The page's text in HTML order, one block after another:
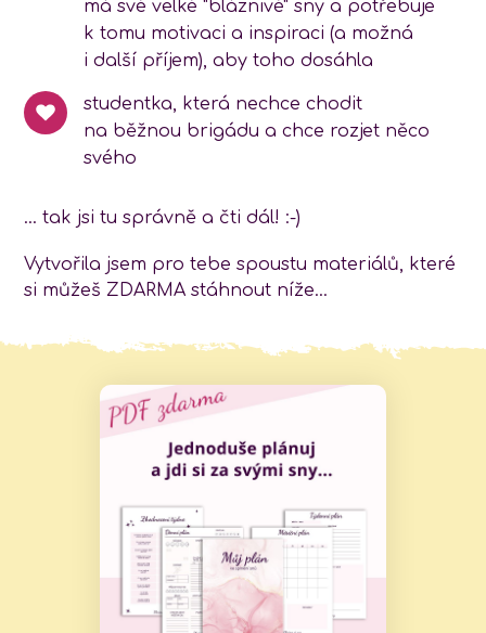
má své velké "bláznivé" sny a potřebuje
k tomu motivaci a inspiraci (a možná
i další příjem), aby toho dosáhla
studentka, která nechce chodit
na běžnou brigádu a chce rozjet něco
svého
… tak jsi tu správně a čti dál! :-)
Vytvořila jsem pro tebe spoustu materiálů, které
si můžeš ZDARMA stáhnout níže...